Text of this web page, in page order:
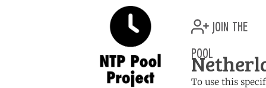
join the
pool
To use this